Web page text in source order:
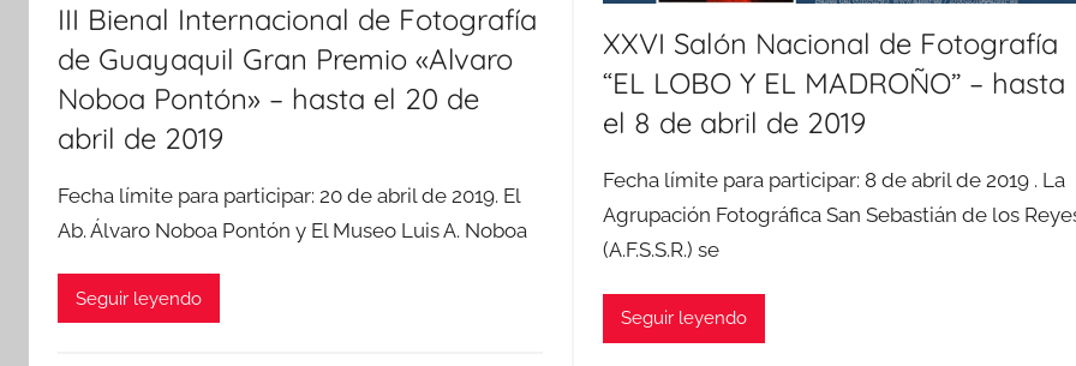
III Bienal Internacional de Fotografía
de Guayaquil Gran Premio «Alvaro
Noboa Pontón» – hasta el 20 de
abril de 2019
Fecha límite para participar: 20 de abril de 2019. El
Ab. Álvaro Noboa Pontón y El Museo Luis A. Noboa
Seguir leyendo
XXVI Salón Nacional de Fotografía
“EL LOBO Y EL MADROÑO” – hasta
el 8 de abril de 2019
Fecha límite para participar: 8 de abril de 2019 . La
Agrupación Fotográfica San Sebastián de los
(A.F.S.S.R.) se
Seguir leyendo